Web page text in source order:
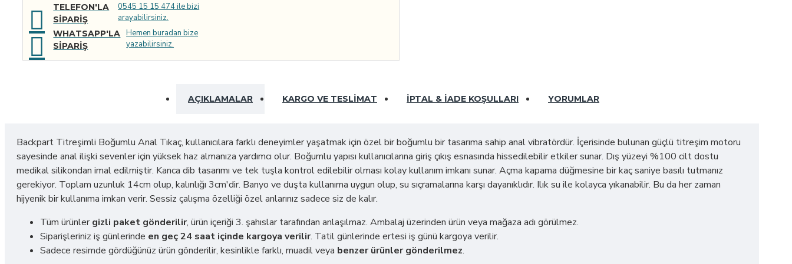
TELEFON'LA
SIPARIŞ
0545 15 15 474 ile bizi
arayabilirsiniz.
WHATSAPP'LA
SIPARIŞ
Hemen buradan bize
yazabilirsiniz.
AÇIKLAMALAR KARGO VE TESLIMAT İPTAL & İADE KOŞULLARI YORUMLAR
Backpart Titreşimli Boğumlu Anal Tıkaç, kullanıcılara farklı deneyimler yaşatmak için özel bir boğumlu bir tasarıma sahip anal vibratördür. İçerisinde bulunan güçlü titreşim motoru
sayesinde anal ilişki sevenler için yüksek haz almanıza yardımcı olur. Boğumlu yapısı kullanıcılarına giriş çıkış esnasında hissedilebilir etkiler sunar. Dış yüzeyi %100 cilt dostu
medikal silikondan imal edilmiştir. Kanca dib tasarımı ve tek tuşla kontrol edilebilir olması kolay kullanım imkanı sunar. Açma kapama düğmesine bir kaç saniye basılı tutmanız
gerekiyor. Toplam uzunluk 14cm olup, kalınlığı 3cm'dir. Banyo ve duşta kullanıma uygun olup, su sıçramalarına karşı dayanıklıdır. Ilık su ile kolayca yıkanabilir. Bu da her zaman
hijyenik bir kullanıma imkan verir. Sessiz çalışma özelliği özel anlarınız sadece siz de kalır.
Tüm ürünlergizli paket gönderilir, ürün içeriği 3. şahıslar tarafından anlaşılmaz. Ambalaj üzerinden ürün veya mağaza adı görülmez.
Siparişleriniz iş günlerinde en geç 24 saat içinde kargoya verilir. Tatil günlerinde ertesi iş günü kargoya verilir.
Sadece resimde gördüğünüz ürün gönderilir, kesinlikle farklı, muadil veya benzer ürünler gönderilmez.